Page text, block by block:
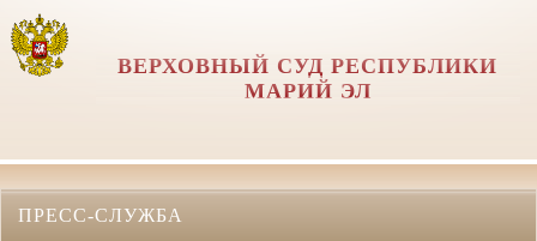
ВЕРХОВНЫЙ СУД РЕСПУБЛИКИ
МАРИЙ ЭЛ
ПРЕСС-СЛУЖБА